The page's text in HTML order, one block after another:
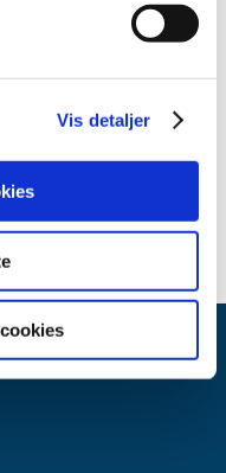
Vis detaljer